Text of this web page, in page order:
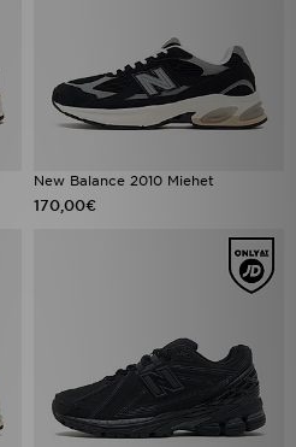
New Balance 2010 Miehet
170,00€